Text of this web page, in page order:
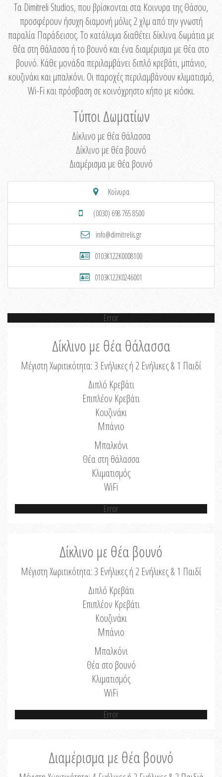
Τα Dimitreli Studios, που βρίσκονται στα Κοινυρα της Θάσου,
προσφέρουν ήσυχη διαμονή μόλις 2 χλμ από την γνωστή
παραλία Παράδεισος. Το κατάλυμα διαθέτει δίκλινα δωμάτια με
θέα στη θάλασσα ή το βουνό και ένα διαμέρισμα με θέα στο
βουνό. Κάθε μονάδα περιλαμβάνει διπλό κρεβάτι, μπάνιο,
κουζινάκι και μπαλκόνι. Οι παροχές περιλαμβάνουν κλιματισμό,
Wi-Fi και πρόσβαση σε κοινόχρηστο κήπο με κιόσκι.
Τύποι Δωματίων
Δίκλινο με θέα θάλασσα
Δίκλινο με θέα βουνό
Διαμέρισμα με θέα βουνό
Κοίνυρα
(0030) 698 765 8500
info@dimitrelis.gr
0103K122K0008100
0103K122K0246001
Error
Δίκλινο με θέα θάλασσα
Μέγιστη Χωριτικότητα: 3 Ενήλικες ή 2 Ενήλικες & 1 Παιδί
Διπλό Κρεβάτι
Επιπλέον Κρεβάτι
Κουζινάκι
Μπάνιο
Μπαλκόνι
Θέα στη θάλασσα
Κλιματισμός
WiFi
Error
Δίκλινο με θέα βουνό
Μέγιστη Χωριτικότητα: 3 Ενήλικες ή 2 Ενήλικες & 1 Παιδί
Διπλό Κρεβάτι
Επιπλέον Κρεβάτι
Κουζινάκι
Μπάνιο
Μπαλκόνι
Θέα στο βουνό
Κλιματισμός
WiFi
Error
Διαμέρισμα με θέα βουνό